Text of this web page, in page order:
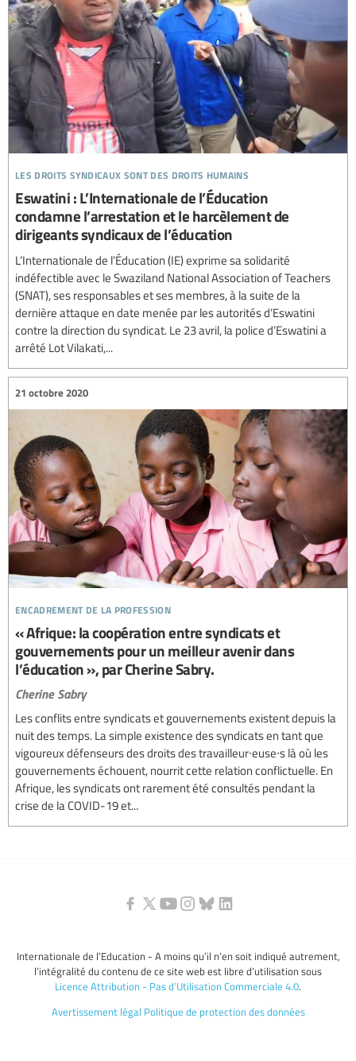
les droits syndicaux sont des droits humains
Eswatini : L’Internationale de l’Éducation
condamne l’arrestation et le harcèlement de
dirigeants syndicaux de l’éducation
L’Internationale de l’Éducation (IE) exprime sa solidarité
indéfectible avec le Swaziland National Association of Teachers
(SNAT), ses responsables et ses membres, à la suite de la
dernière attaque en date menée par les autorités d’Eswatini
contre la direction du syndicat. Le 23 avril, la police d’Eswatini a
arrêté Lot Vilakati,...
encadrement de la profession
21 octobre 2020
« Afrique: la coopération entre syndicats et
gouvernements pour un meilleur avenir dans
l’éducation », par Cherine Sabry.
Cherine Sabry
Les conflits entre syndicats et gouvernements existent depuis la
nuit des temps. La simple existence des syndicats en tant que
vigoureux défenseurs des droits des travailleur∙euse∙s là où les
gouvernements échouent, nourrit cette relation conflictuelle. En
Afrique, les syndicats ont rarement été consultés pendant la
crise de la COVID-19 et...
Internationale de l’Education - A moins qu’il n’en soit indiqué autrement,
l’intégralité du contenu de ce site web est libre d’utilisation sous
Licence Attribution - Pas d’Utilisation Commerciale 4.0.
Avertissement légal Politique de protection des données